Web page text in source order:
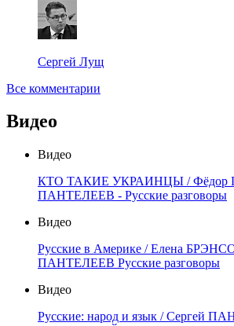
Сергей Лущ
Все комментарии
Видео
Видео
КТО ТАКИЕ УКРАИНЦЫ / Фёдор
ПАНТЕЛЕЕВ - Русские разговоры
Видео
Русские в Америке / Елена
ПАНТЕЛЕЕВ Русские разговоры
Видео
Русские: народ и язык / Сергей